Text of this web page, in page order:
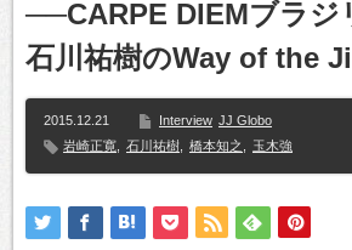
──CARPE DIEMブラジ
石川祐樹のWay of the
2015.12.21 Interview JJ Globo
岩崎正寛
石川祐樹 橋本知之 玉木強